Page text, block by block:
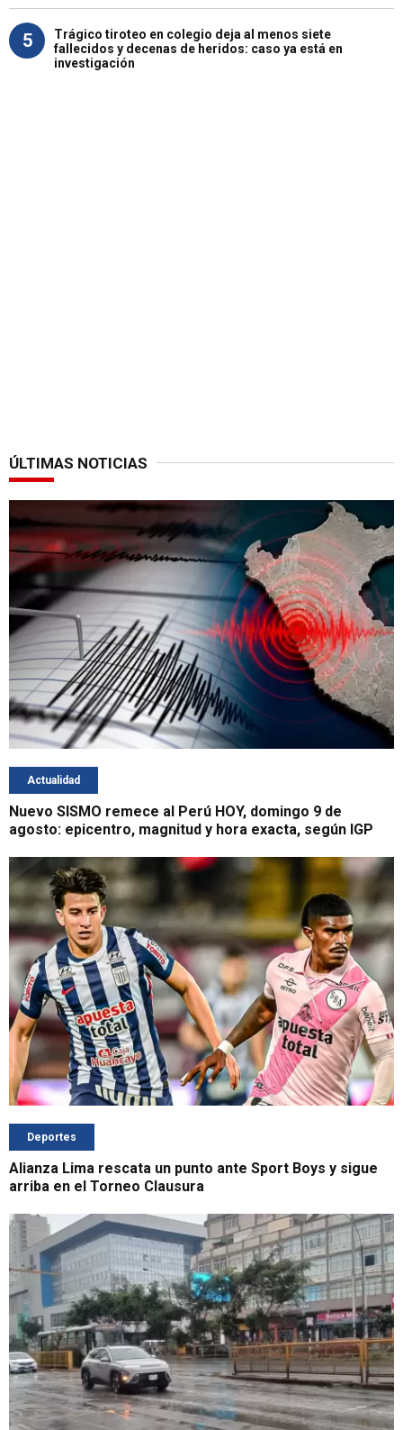
5
Trágico tiroteo en colegio deja al menos siete
fallecidos y decenas de heridos: caso ya está en
investigación
ÚLTIMAS NOTICIAS
Actualidad
Nuevo SISMO remece al Perú HOY, domingo 9 de
agosto: epicentro, magnitud y hora exacta, según IGP
Deportes
Alianza Lima rescata un punto ante Sport Boys y sigue
arriba en el Torneo Clausura